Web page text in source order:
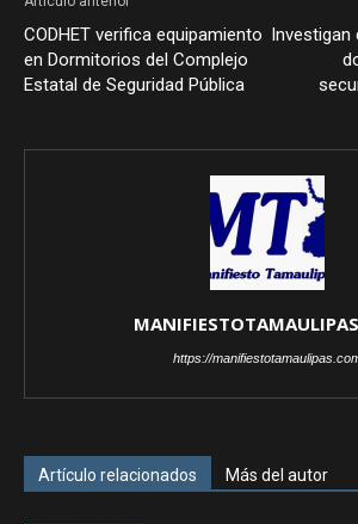
CODHET verifica equipamiento
en Dormitorios del Complejo
Estatal de Seguridad Pública
Investigan
https://
Artículo relacionados Más del autor